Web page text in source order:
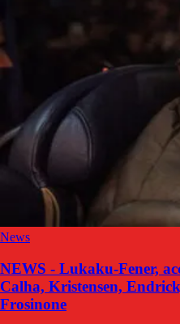
News
NEWS - Lukaku-Fener,
Calha, Kristensen,
Frosinone